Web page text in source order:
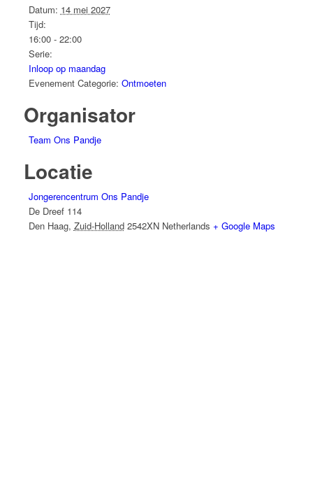
Datum: 14 mei 2027
Tijd:
16:00 - 22:00
Serie:
Inloop op maandag
Evenement Categorie: Ontmoeten
Organisator
Team Ons Pandje
Locatie
Jongerencentrum Ons Pandje
De Dreef 114
Den Haag, Zuid-Holland 2542XN Netherlands + Google Maps